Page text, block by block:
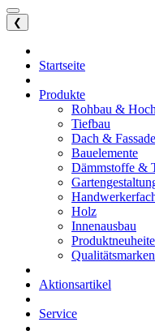
❮
Startseite
Produkte
Rohbau &
Tiefbau
Dach & Fassade
Bauelemente
Dämmstoffe &
Holz
Innenausbau
Qualitätsmarken
Aktionsartikel
Service